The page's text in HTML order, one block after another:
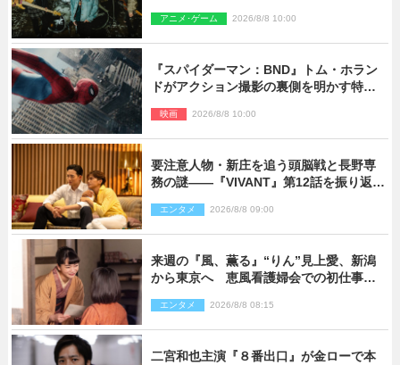
アニメ･ゲーム 2026/8/8 10:00
『スパイダーマン：BND』トム・ホラン
ドがアクション撮影の裏側を明かす特別
映画 2026/8/8 10:00
要注意人物・新庄を追う頭脳戦と長野専
務の謎――『VIVANT』第12話を振り返
エンタメ 2026/8/8 09:00
来週の『風、薫る』“りん”見上愛、新潟
から東京へ 恵風看護婦会での初仕事に
エンタメ 2026/8/8 08:15
二宮和也主演『８番出口』が金ローで本